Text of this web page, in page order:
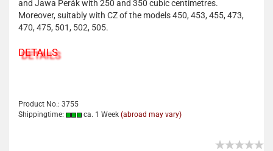
and Jawa Perák with 250 and 350 cubic centimetres.
Moreover, suitably with CZ of the models 450, 453, 455, 473,
470, 475, 501, 502, 505.
DETAILS
Product No.: 3755
Shippingtime:
ca. 1 Week (abroad may vary)